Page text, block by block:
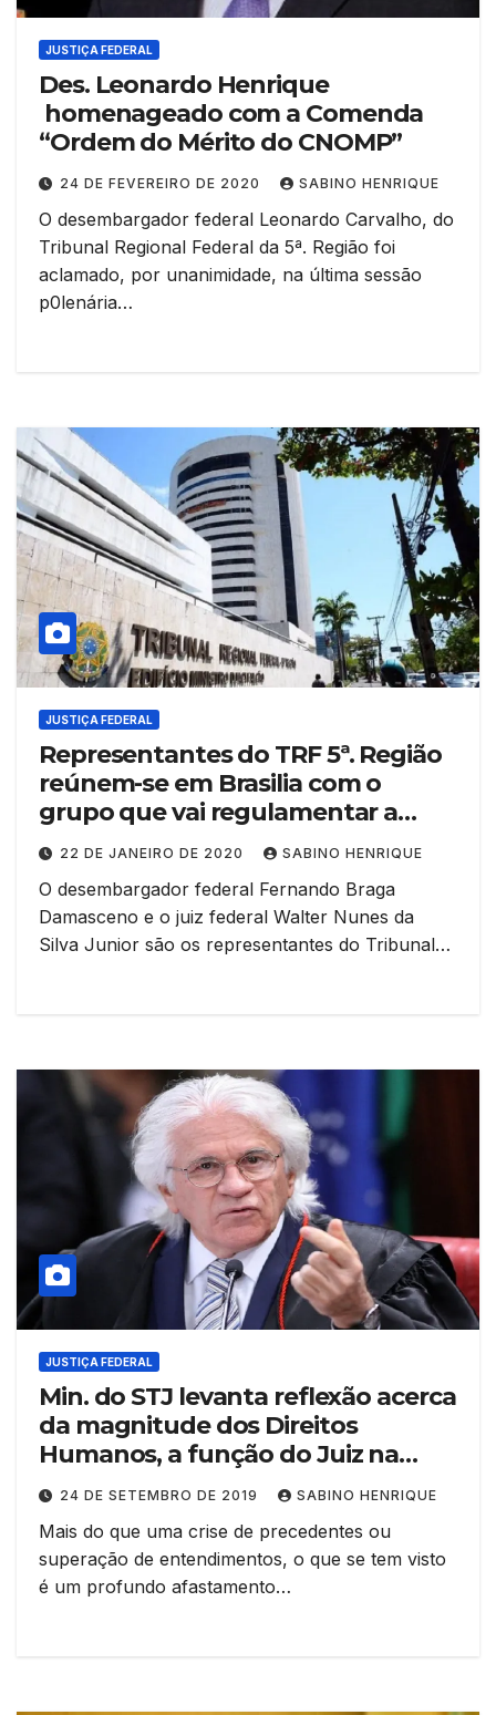
JUSTIÇA FEDERAL
Des. Leonardo Henrique
homenageado com a Comenda
“Ordem do Mérito do CNOMP”
24 DE FEVEREIRO DE 2020 SABINO HENRIQUE
O desembargador federal Leonardo Carvalho, do
Tribunal Regional Federal da 5ª. Região foi
aclamado, por unanimidade, na última sessão
p0lenária…
JUSTIÇA FEDERAL
Representantes do TRF 5ª. Região
reúnem-se em Brasilia com o
grupo que vai regulamentar a
implantação do juiz de garantias
no âmbito da Justiça federal
22 DE JANEIRO DE 2020 SABINO HENRIQUE
O desembargador federal Fernando Braga
Damasceno e o juiz federal Walter Nunes da
Silva Junior são os representantes do Tribunal…
JUSTIÇA FEDERAL
Min. do STJ levanta reflexão acerca
da magnitude dos Direitos
Humanos, a função do Juiz na
proteção das garantias
fundamentais e a burocracia
judicial
24 DE SETEMBRO DE 2019 SABINO HENRIQUE
Mais do que uma crise de precedentes ou
superação de entendimentos, o que se tem visto
é um profundo afastamento…